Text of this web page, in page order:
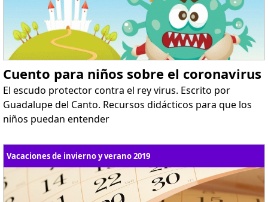
Cuento para niños sobre el coronavirus
El escudo protector contra el rey virus. Escrito por
Guadalupe del Canto. Recursos didácticos para que los
niños puedan entender
Vacaciones de invierno y verano 2019